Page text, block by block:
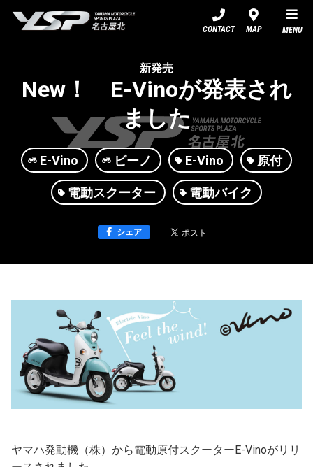
CONTACT MAP MENU
新発売
New！ E-Vinoが発表され
ました
E-Vino ビーノ E-Vino 原付
電動スクーター 電動バイク
シェア
ヤマハ発動機（株）から電動原付スクーターE-Vinoがリリ